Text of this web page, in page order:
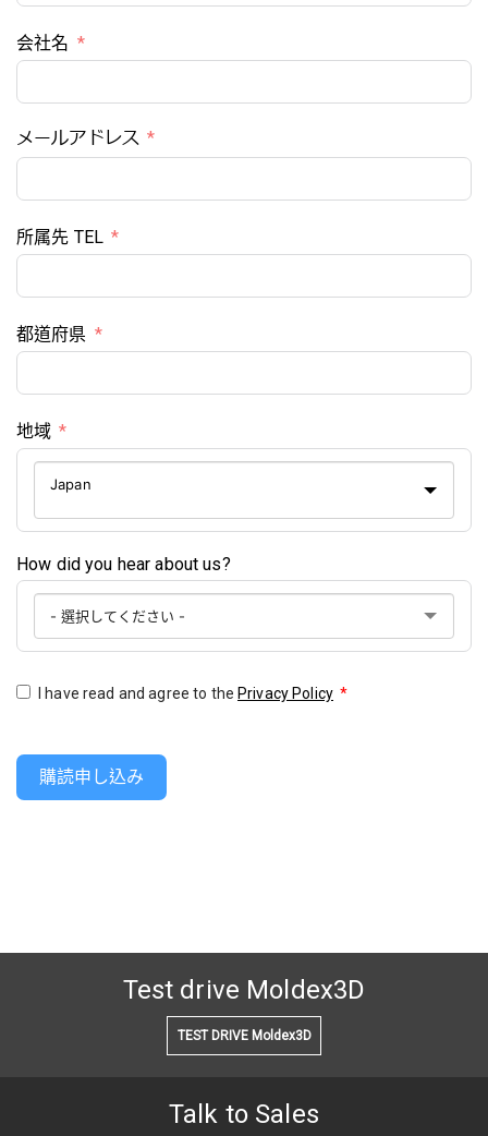
会社名
メールアドレス
所属先 TEL
都道府県
地域
Japan
How did you hear about us?
I have read and agree to the Privacy Policy *
購読申し込み
Test drive Moldex3D
TEST DRIVE Moldex3D
Talk to Sales